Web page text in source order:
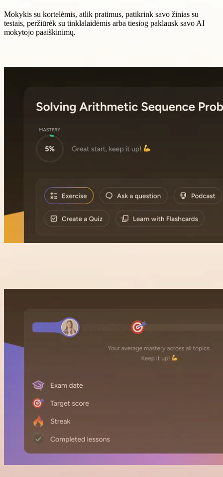
Mokykis su kortelėmis, atlik pratimus, patikrink savo žinias su
testais, peržiūrėk su tinklalaidėmis arba tiesiog paklausk savo AI
mokytojo paaiškinimų.